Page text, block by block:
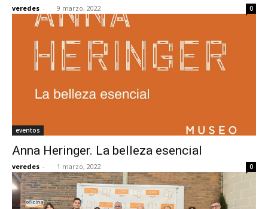
veredes - 9 marzo, 2022 0
eventos
Anna Heringer. La belleza esencial
veredes - 1 marzo, 2022 0